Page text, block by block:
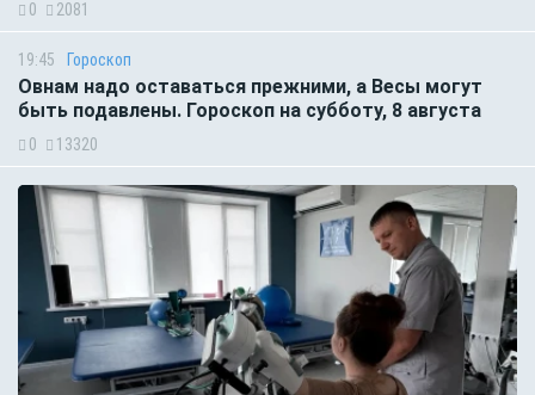
0 2081
19:45 Гороскоп
Овнам надо оставаться прежними, а Весы могут
быть подавлены. Гороскоп на субботу, 8 августа
0 13320